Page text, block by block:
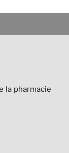
la pharmacie